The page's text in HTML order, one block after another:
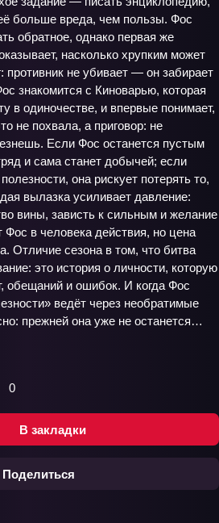
В закладки
Поделиться
0
больше вреда, чем пользы. Фос
обратное, однако первая же
насколько хрупким может
не убивает — он забирает
знакомится с Киноварью, которая
в одиночестве, и впервые понимает,
не похвала, а приговор: не
Если Фос останется пустым
и сама станет добычей; если
она рискует потерять то,
вылазка усиливает давление:
вины, зависть к сильным и желание
в человека действия, но цена
Отличие сезона в том, что битва
это история о личности, которую
обещаний и ошибок. И когда Фос
ведёт через необратимые
прежней она уже не останется…